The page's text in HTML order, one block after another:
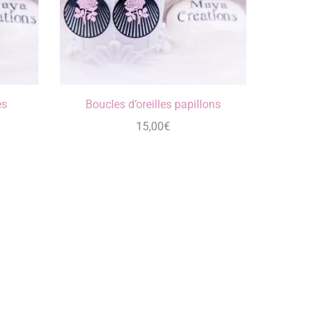
Boucles d’oreilles papillons
15,00€